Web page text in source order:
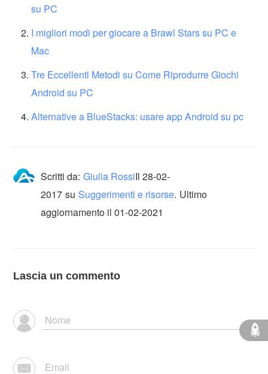
su PC
I migliori modi per giocare a Brawl Stars su PC e
Mac
Tre Eccellenti Metodi su Come Riprodurre Giochi
Android su PC
Alternative a BlueStacks: usare app Android su pc
Scritti da: Giulia RossiIl28-02-
2017 su Suggerimenti e risorse. Ultimo
aggiornamento il 01-02-2021
Lascia un commento